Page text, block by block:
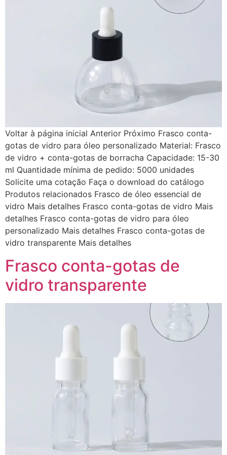
Voltar à página inicial Anterior Próximo Frasco conta-
gotas de vidro para óleo personalizado Material: Frasco
de vidro + conta-gotas de borracha Capacidade: 15-30
ml Quantidade mínima de pedido: 5000 unidades
Solicite uma cotação Faça o download do catálogo
Produtos relacionados Frasco de óleo essencial de
vidro Mais detalhes Frasco conta-gotas de vidro Mais
detalhes Frasco conta-gotas de vidro para óleo
personalizado Mais detalhes Frasco conta-gotas de
vidro transparente Mais detalhes
Frasco conta-gotas de
vidro transparente